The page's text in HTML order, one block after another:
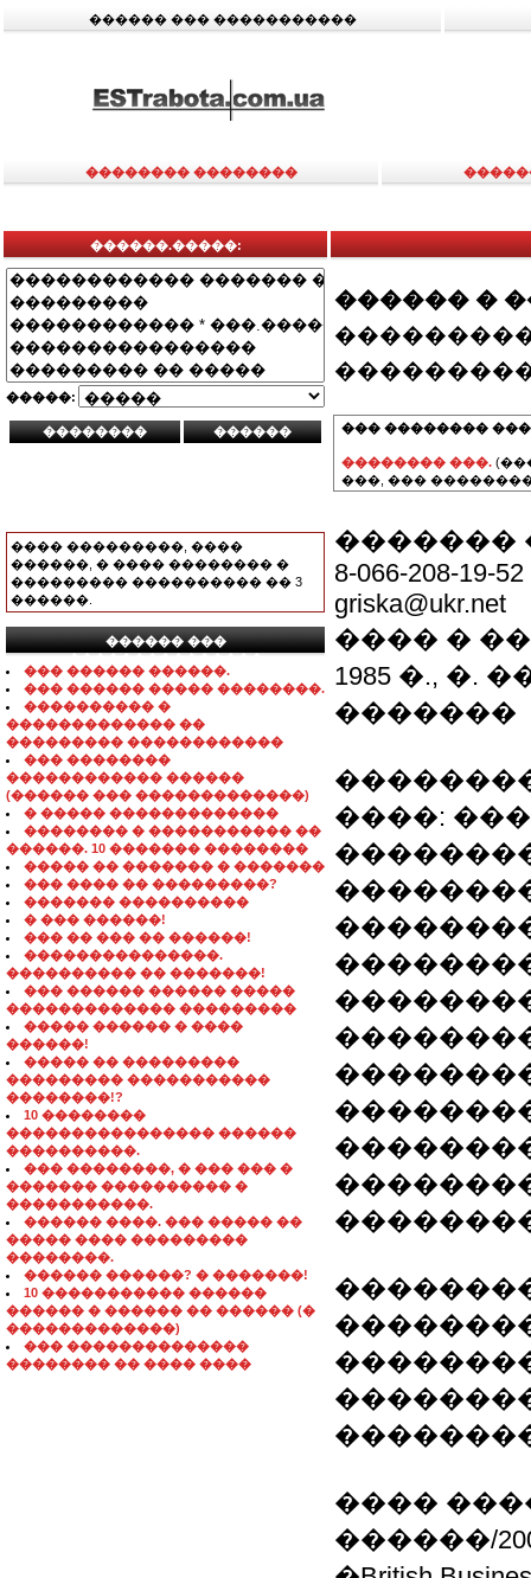
������ ��� �����������
�������� ��������
������.�����:
�����:
���� ���������, ����
������, � ���� �������� �
��������� ���������� �� 3
������.
������ ���
���������������
��� ������ ������.
��� ������ ����� ��������.
���������� �
������������� ��
��������� ������������
��� ��������
������������ ������
(������ ��� �������������)
� ����� �������������
�������� � ����������� ��
������. 10 ������� ��������
����� �� ������� � �������
��� ���� �� ���������?
������� ����������
� ��� ������!
��� �� ��� �� ������!
���������������.
���������� �� �������!
��� ������ ������ �����
������������� ���������
����� ������ � ����
������!
����� �� ���������
��������� �����������
��������!?
10 ��������
���������������� ������
����������.
��� ��������, � ��� ��� �
������� ���������� �
�����������.
������ ����. ��� ����� ��
����� ���� ���������
��������.
������ ������? � �������!
10 ����������� ������
������ � ������ �� ������ (�
�������������)
��� ��������������
�������� �� ���� ����
������ �
��� ��������
�������� ���.
���, ���
�������
8-066-208-19-52
griska@ukr.net
���� �
1985 �.,
�������
����:
��������/
��������/
����
������/